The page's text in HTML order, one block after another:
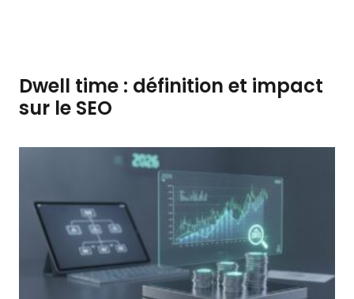
Dwell time : définition et impact
sur le SEO